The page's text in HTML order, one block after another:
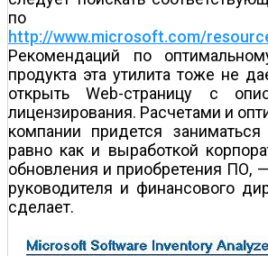
по
http://www.microsoft.com/
Рекомендаций по
продукта эта утилита тоже не
открыть Web-страницу с
лицензирования. Расчетами и
компании придется заниматься
равно как и выработкой
обновления и приобретения ПО, —
руководителя и финансового
сделает.